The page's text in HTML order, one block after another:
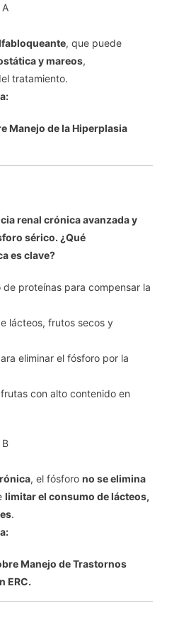
A
, que puede
y mareos,
tratamiento.
Manejo de la Hiperplasia
renal crónica avanzada y
sérico. ¿Qué
es clave?
de proteínas para compensar la
lácteos, frutos secos y
eliminar el fósforo por la
con alto contenido en
B
, el fósforono se elimina
limitar el consumo de lácteos,
.
Manejo de Trastornos
ERC.